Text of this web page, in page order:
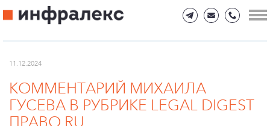
11.12.2024
КОММЕНТАРИЙ МИХАИЛА
ГУСЕВА В РУБРИКЕ LEGAL DIGEST
ПРАВО.RU